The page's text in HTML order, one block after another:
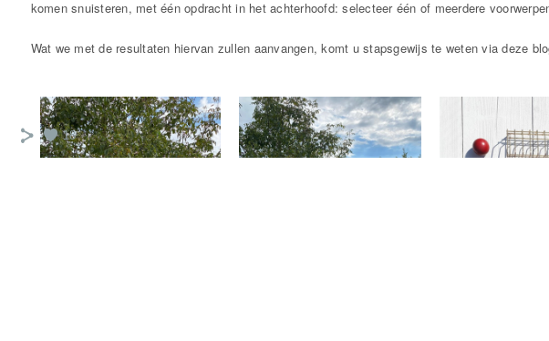
komen snuisteren, met één opdracht in het achterhoofd: selecteer één of meerdere
Wat we met de resultaten hiervan zullen aanvangen, komt u stapsgewijs te weten via deze
18